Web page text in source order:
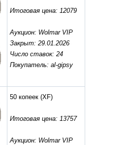
Итоговая цена: 12079
Аукцион: Wolmar VIP
Закрыт: 29.01.2026
Число ставок: 24
Покупатель: al-gipsy
50 копеек (XF)
Итоговая цена: 13757
Аукцион: Wolmar VIP